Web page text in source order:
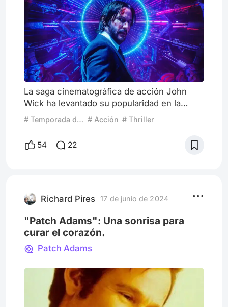
La saga cinematográfica de acción John
Wick ha levantado su popularidad en la
última década a punta de balas y golpes
brutales motivados por un sentimiento
profundo de venganza. ¿Pero es realmente
la gran obra maestra que la audiencia
olvidado, está lejos de ser parte d
# Temporada de acción # Acción # Thriller
54 22
Richard Pires 17 de junio de 2024
"Patch Adams": Una sonrisa para
curar el corazón.
Patch Adams